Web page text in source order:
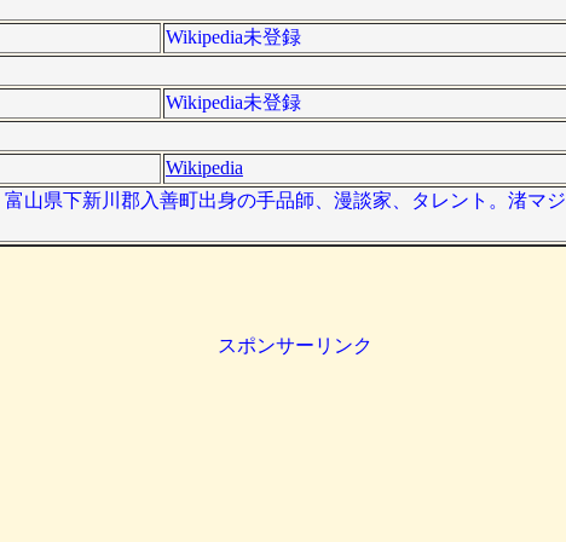
Wikipedia未登録
Wikipedia未登録
Wikipedia
山県下新川郡入善町出身の手品師、漫談家、タレント。渚マ
スポンサーリンク